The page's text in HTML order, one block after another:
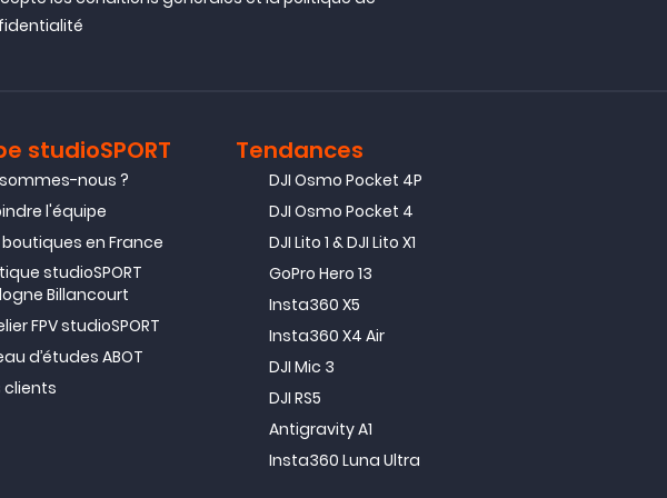
studioSPORT
nous ?
l'équipe
boutiques en France
studioSPORT
Billancourt
FPV studioSPORT
d’études ABOT
clients
Tendances
DJI Osmo Pocket 4P
DJI Osmo Pocket 4
DJI Lito 1 & DJI Lito X1
GoPro Hero 13
Insta360 X5
Insta360 X4 Air
DJI Mic 3
DJI RS5
Antigravity A1
Insta360 Luna Ultra